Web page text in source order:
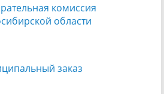
комиссия
области
заказ